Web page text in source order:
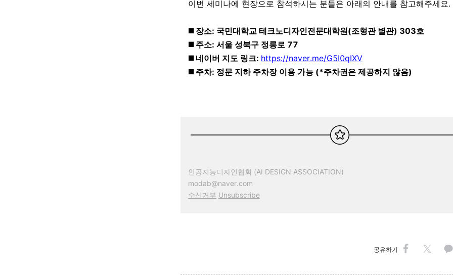
이번 세미나에 현장으로 참석하시는 분들은 아래의 안내를 참고해주세요.
◼️ 장소: 국민대학교 테크노디자인전문대학원(조형관 별관) 303호
◼️ 주소: 서울 성북구 정릉로 77
◼️ 네이버 지도 링크: https://naver.me/G5I0qIXV
◼️ 주차: 정문 지하 주차장 이용 가능 (*주차권은 제공하지 않음)
인공지능디자인협회 (AI DESIGN ASSOCIATION)
modab@naver.com
수신거부 Unsubscribe
공유하기